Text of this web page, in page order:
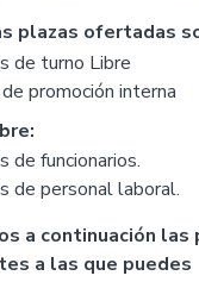
plazas ofertadas
de turno Libre
promoción interna
de funcionarios.
de personal laboral.
a continuación las
a las que puedes